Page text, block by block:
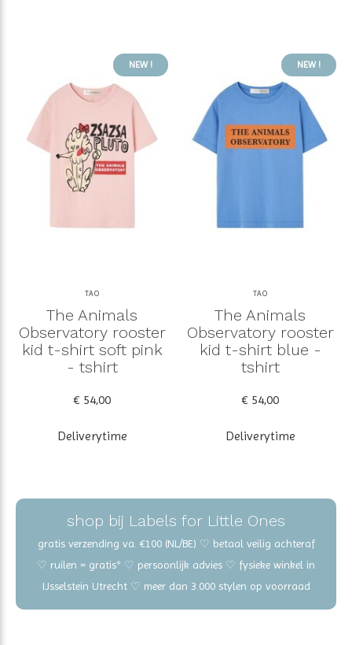
NEW !
TAO
The Animals
Observatory rooster
kid t-shirt soft pink
- tshirt
€ 54,00
Deliverytime
NEW !
TAO
The Animals
Observatory rooster
kid t-shirt blue -
tshirt
€ 54,00
Deliverytime
shop bij Labels for Little Ones
gratis verzending va. €100 (NL/BE) ♡ betaal veilig achteraf
♡ ruilen = gratis* ♡ persoonlijk advies ♡ fysieke winkel in
IJsselstein Utrecht ♡ meer dan 3.000 stylen op voorraad